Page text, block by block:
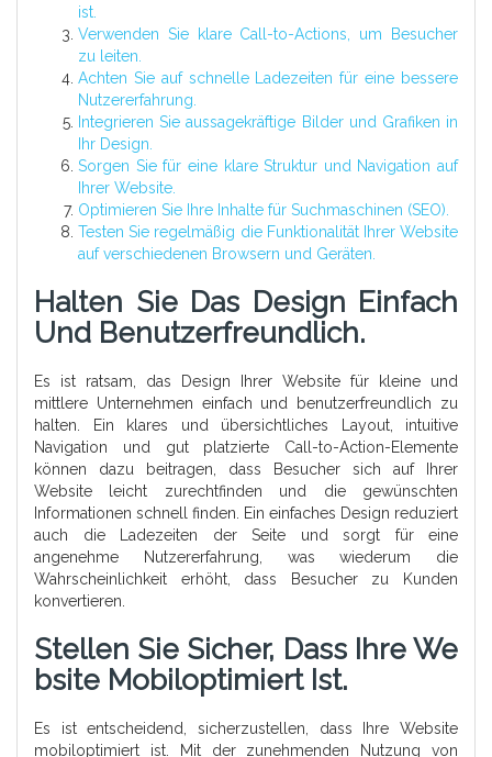
ist.
Verwenden Sie klare Call-to-Actions, um Besucher
zu leiten.
Achten Sie auf schnelle Ladezeiten für eine bessere
Nutzererfahrung.
Integrieren Sie aussagekräftige Bilder und Grafiken in
Ihr Design.
Sorgen Sie für eine klare Struktur und Navigation auf
Ihrer Website.
Optimieren Sie Ihre Inhalte für Suchmaschinen (SEO).
Testen Sie regelmäßig die Funktionalität Ihrer Website
auf verschiedenen Browsern und Geräten.
Halten Sie Das Design Einfach
Und Benutzerfreundlich.
Es ist ratsam, das Design Ihrer Website für kleine und
mittlere Unternehmen einfach und benutzerfreundlich zu
halten. Ein klares und übersichtliches Layout, intuitive
Navigation und gut platzierte Call-to-Action-Elemente
können dazu beitragen, dass Besucher sich auf Ihrer
Website leicht zurechtfinden und die gewünschten
Informationen schnell finden. Ein einfaches Design reduziert
auch die Ladezeiten der Seite und sorgt für eine
angenehme Nutzererfahrung, was wiederum die
Wahrscheinlichkeit erhöht, dass Besucher zu Kunden
konvertieren.
Stellen Sie Sicher, Dass Ihre We
Bsite Mobiloptimiert Ist.
Es ist entscheidend, sicherzustellen, dass Ihre Website
mobiloptimiert ist. Mit der zunehmenden Nutzung von